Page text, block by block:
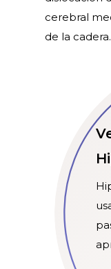
cerebral
de la cadera.